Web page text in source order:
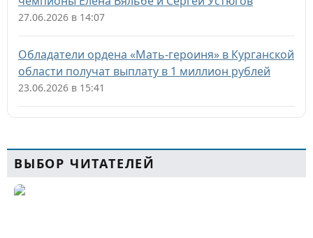
27.06.2026 в 14:07
Обладатели ордена «Мать-героиня» в Курганской
области получат выплату в 1 миллион рублей
23.06.2026 в 15:41
ВЫБОР ЧИТАТЕЛЕЙ